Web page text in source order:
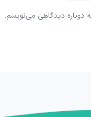
دوباره دیدگاهی می‌نویسم.